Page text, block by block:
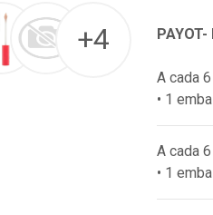
+4 PAYOT-
A cada
• 1
A cada
• 1